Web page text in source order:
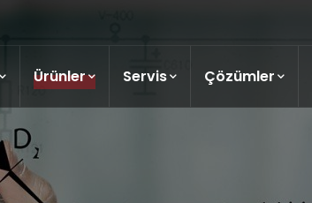
Ürünler Servis Çözümler